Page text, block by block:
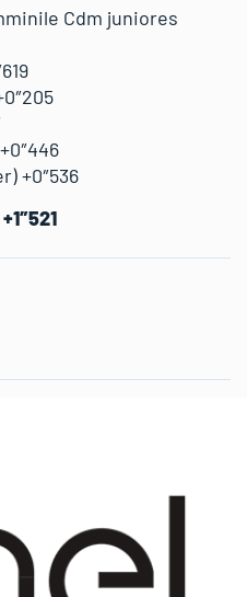
Cdm juniores
+0″536